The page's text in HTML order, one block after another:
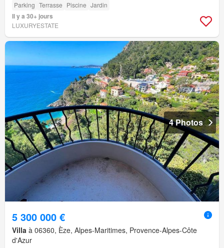
Parking Terrasse Piscine Jardin
Il y a 30+ jours
LUXURYESTATE
4 Photos
5 300 000 €
Villa à 06360, Èze, Alpes-Maritimes, Provence-Alpes-Côte
d'Azur